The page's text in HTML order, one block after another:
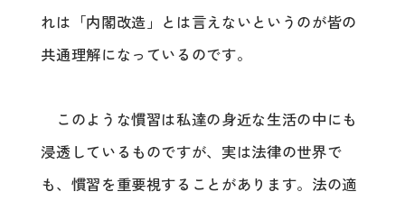
れは「内閣改造」とは言えないというのが皆の
共通理解になっているのです。
このような慣習は私達の身近な生活の中にも
浸透しているものですが、実は法律の世界で
も、慣習を重要視することがあります。法の適